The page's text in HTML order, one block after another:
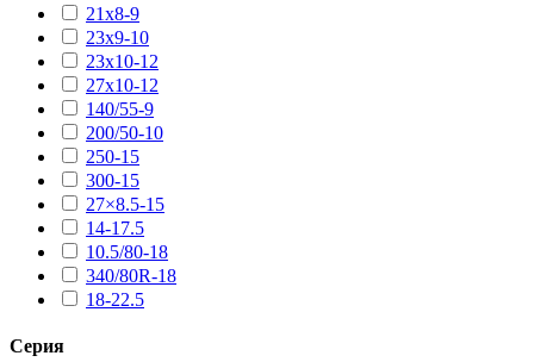
21х8-9
23х9-10
23х10-12
27х10-12
140/55-9
200/50-10
250-15
300-15
27×8.5-15
14-17.5
10.5/80-18
340/80R-18
18-22.5
Серия